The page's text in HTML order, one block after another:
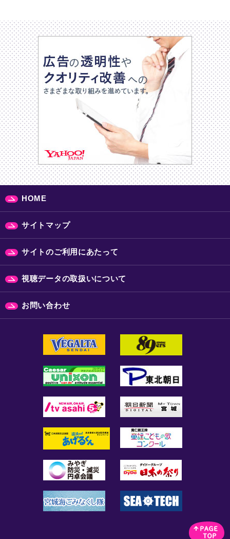
HOME
サイトマップ
サイトのご利用にあたって
視聴データの取扱いについて
お問い合わせ